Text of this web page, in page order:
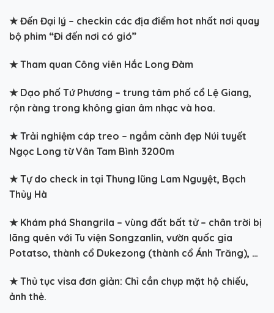
★Đến Đại lý – checkin các địa điểm hot nhất nơi quay
bộ phim “Đi đến nơi có gió”
★Tham quan Công viên Hắc Long Đàm
★Dạo phố Tứ Phương – trung tâm phố cổ Lệ Giang,
rộn ràng trong không gian âm nhạc và hoa.
★Trải nghiệm cáp treo – ngắm cảnh đẹp Núi tuyết
Ngọc Long từ Vân Tam Bình 3200m
★Tự do check in tại Thung lũng Lam Nguyệt, Bạch
Thủy Hà
★Khám phá Shangrila – vùng đất bất tử – chân trời bị
lãng quên với Tu viện Songzanlin, vườn quốc gia
Potatso, thành cổ Dukezong (thành cổ Ánh Trăng), …
★ Thủ tục visa đơn giản: Chỉ cần chụp mặt hộ chiếu,
ảnh thẻ.